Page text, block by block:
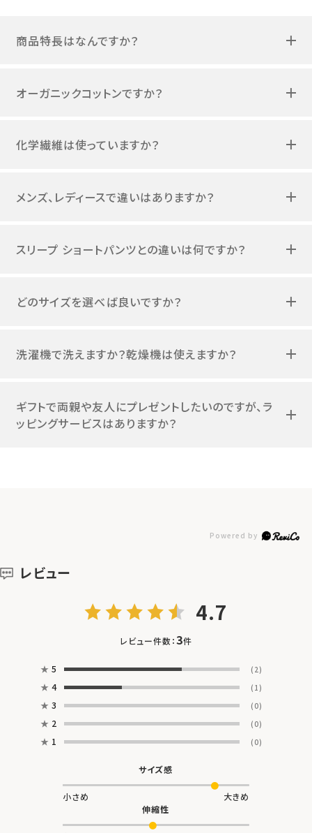
商品特長はなんですか？
オーガニックコットンですか？
化学繊維は使っていますか？
メンズ、レディースで違いはありますか？
スリープ ショートパンツとの違いは何ですか？
どのサイズを選べば良いですか？
洗濯機で洗えますか？乾燥機は使えますか？
ギフトで両親や友人にプレゼントしたいのですが、ラ
ッピングサービスはありますか？
レビュー
4.7
レビュー件数：3件
★ 5 (2)
★ 4 (1)
★ 3 (0)
★ 2 (0)
★ 1 (0)
サイズ感
小さめ
大きめ
伸縮性